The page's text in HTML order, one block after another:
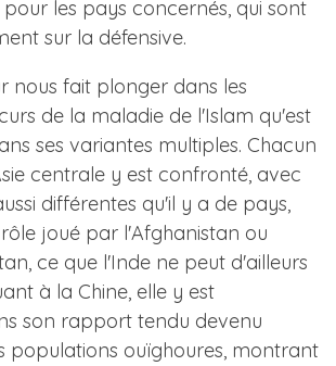
les pays concernés, qui sont
sur la défensive.
nous fait plonger dans les
de la maladie de l'Islam qu'est
ses variantes multiples. Chacun
centrale y est confronté, avec
différentes qu'il y a de pays,
joué par l'Afghanistan ou
ce que l'Inde ne peut d'ailleurs
à la Chine, elle y est
son rapport tendu devenu
populations ouïghoures, montrant